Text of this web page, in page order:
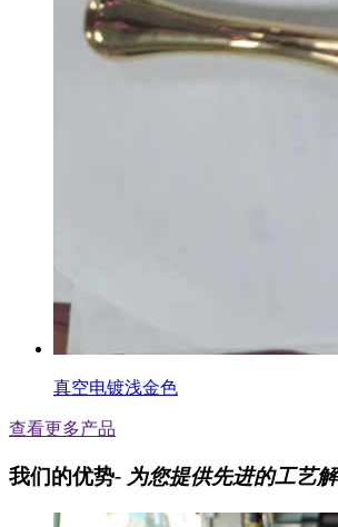
真空电镀浅金色
查看更多产品
我们的优势- 为您提供先进的工艺